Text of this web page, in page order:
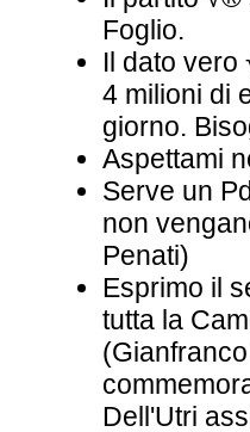
Foglio.
Il dato vero
4 milioni di
giorno.
Aspettami
Serve un
non
Penati)
Esprimo il
tutta la
Dell'Utri